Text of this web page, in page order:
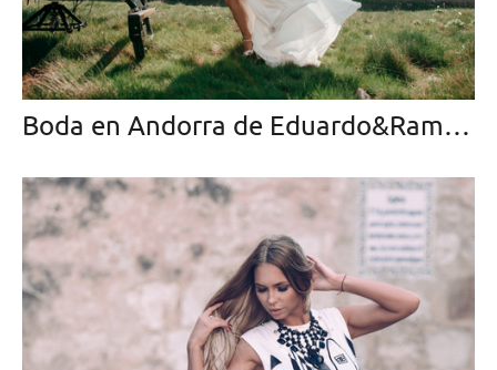
Boda en Andorra de Eduardo&Ramzia